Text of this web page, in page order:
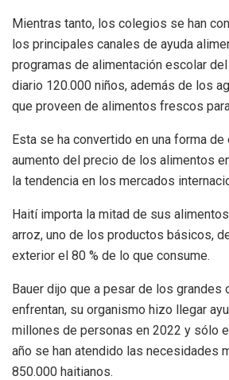
Mientras tanto, los colegios se han
los principales canales de ayuda
programas de alimentación escolar
diario 120.000 niños, además de los
que proveen de alimentos frescos
Esta se ha convertido en una forma
aumento del precio de los alimentos
la tendencia en los mercados
Haití importa la mitad de sus
arroz, uno de los productos básicos,
exterior el 80 % de lo que consume.
Bauer dijo que a pesar de los grandes
enfrentan, su organismo hizo llegar
millones de personas en 2022 y sólo
año se han atendido las necesidades
850.000 haitianos.